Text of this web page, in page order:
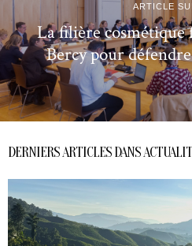
ARTICLE
La filière cosmétique
Bercy pour
DERNIERS ARTICLES DANS